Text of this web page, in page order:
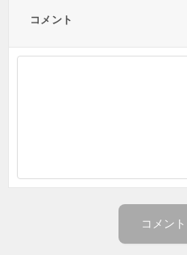
コメント